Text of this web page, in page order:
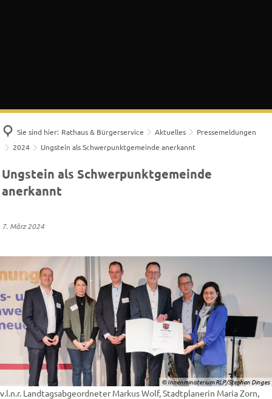
Sie sind hier: Rathaus & Bürgerservice Aktuelles
Pressemeldungen
2024
Ungstein als Schwerpunktgemeinde anerkannt
Ungstein als Schwerpunktgemeinde
anerkannt
7. März 2024
© Innenministerium RLP/Stephan Dinges
v.l.n.r. Landtagsabgeordneter Markus Wolf, Stadtplanerin Maria Zorn,